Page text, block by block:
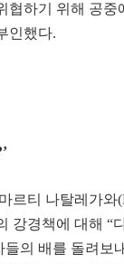
협하기 위해 공중
인했다.
르티 나탈레가와
강경책에 대해 “
의 배를 돌려보